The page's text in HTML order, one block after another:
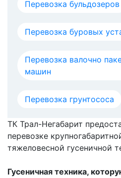
Перевозка бульдозеров
Перевозка буровых
Перевозка валочно
машин
Перевозка грунтососа
ТК Трал-Негабарит
перевозке
тяжеловесной гусеничной
Гусеничная техника,